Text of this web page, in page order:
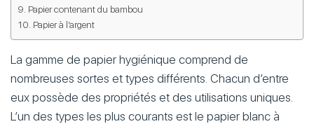
Papier contenant du bambou
Papier à l’argent
La gamme de papier hygiénique comprend de
nombreuses sortes et types différents. Chacun d’entre
eux possède des propriétés et des utilisations uniques.
L’un des types les plus courants est le papier blanc à